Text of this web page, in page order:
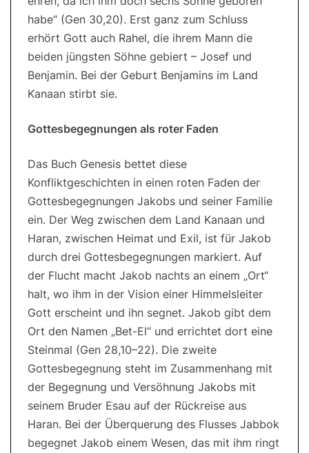
habe“ (Gen 30,20). Erst ganz zum Schluss
erhört Gott auch Rahel, die ihrem Mann die
beiden jüngsten Söhne gebiert – Josef und
Benjamin. Bei der Geburt Benjamins im Land
Kanaan stirbt sie.
Gottesbegegnungen als roter Faden
Das Buch Genesis bettet diese
Konfliktgeschichten in einen roten Faden der
Gottesbegegnungen Jakobs und seiner Familie
ein. Der Weg zwischen dem Land Kanaan und
Haran, zwischen Heimat und Exil, ist für Jakob
durch drei Gottesbegegnungen markiert. Auf
der Flucht macht Jakob nachts an einem „Ort“
halt, wo ihm in der Vision einer Himmelsleiter
Gott erscheint und ihn segnet. Jakob gibt dem
Ort den Namen „Bet-El“ und errichtet dort eine
Steinmal (Gen 28,10–22). Die zweite
Gottesbegegnung steht im Zusammenhang mit
der Begegnung und Versöhnung Jakobs mit
seinem Bruder Esau auf der Rückreise aus
Haran. Bei der Überquerung des Flusses Jabbok
begegnet Jakob einem Wesen, das mit ihm ringt